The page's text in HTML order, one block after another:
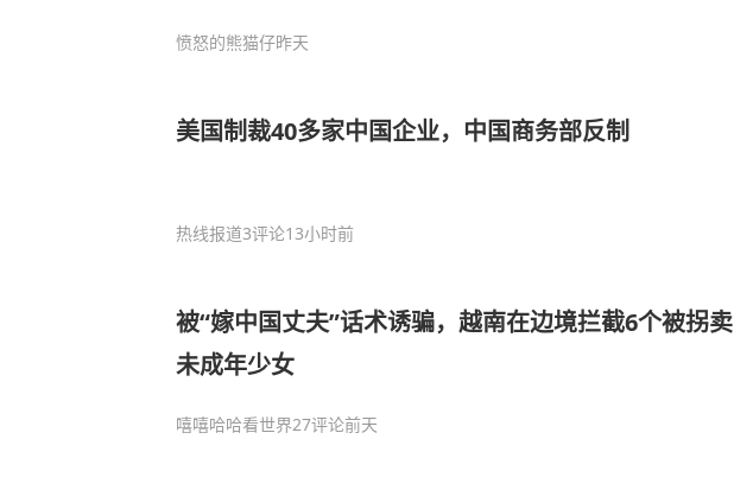
愤怒的熊猫仔昨天
美国制裁40多家中国企业，中国商务部反制
热线报道3评论13小时前
被“嫁中国丈夫”话术诱骗，越南在边境拦截6个被拐卖
未成年少女
嘻嘻哈哈看世界27评论前天